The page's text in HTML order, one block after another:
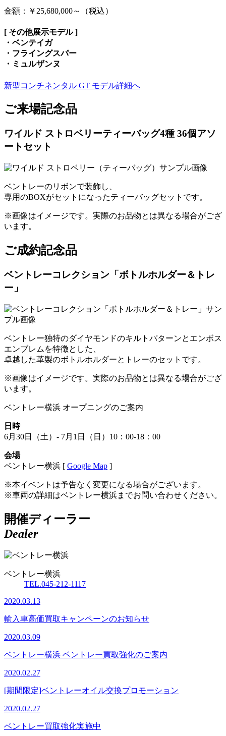
金額：￥25,680,000～（税込）
[ その他展示モデル ]
・ベンテイガ
・フライングスパー
・ミュルザンヌ
新型コンチネンタル GT モデル詳細へ
ご来場記念品
ワイルド ストロベリーティーバッグ4種 36個アソ
ートセット
ベントレーのリボンで装飾し、
専用のBOXがセットになったティーバッグセットです。
※画像はイメージです。実際のお品物とは異なる場合がござ
います。
ご成約記念品
ベントレーコレクション「ボトルホルダー＆トレ
ー」
ベントレー独特のダイヤモンドのキルトパターンとエンボス
エンブレムを特徴とした、
卓越した革製のボトルホルダーとトレーのセットです。
※画像はイメージです。実際のお品物とは異なる場合がござ
います。
ベントレー横浜 オープニングのご案内
日時
6月30日（土）- 7月1日（日）10：00-18：00
会場
ベントレー横浜 [ Google Map ]
※本イベントは予告なく変更になる場合がございます。
※車両の詳細はベントレー横浜までお問い合わせください。
開催ディーラー
Dealer
ベントレー横浜
TEL.045-212-1117
2020.03.13
輸入車高価買取キャンペーンのお知らせ
2020.03.09
ベントレー横浜 ベントレー買取強化のご案内
2020.02.27
[期間限定]ベントレーオイル交換プロモーション
2020.02.27
ベントレー買取強化実施中